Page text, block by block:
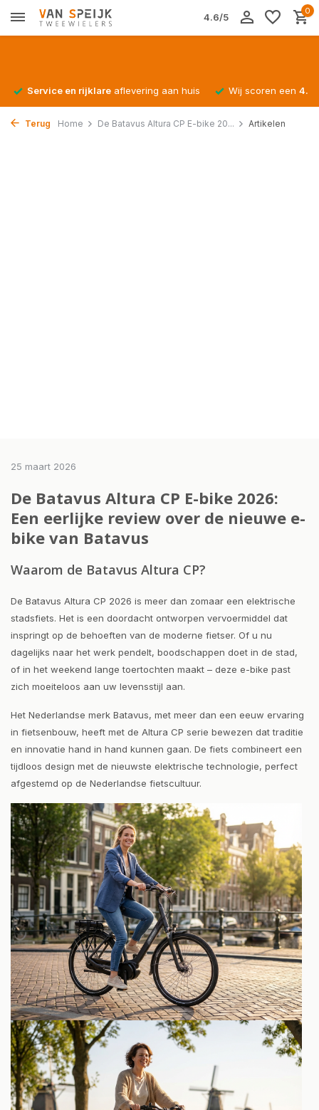
4.6/5
0
Service en rijklare aflevering aan huis Wij scoren een
Terug Home De Batavus Altura CP E-bike 20... Artikelen
25 maart 2026
De Batavus Altura CP E-bike 2026:
Een eerlijke review over de nieuwe e-
bike van Batavus
Waarom de Batavus Altura CP?
De Batavus Altura CP 2026 is meer dan zomaar een elektrische
stadsfiets. Het is een doordacht ontworpen vervoermiddel dat
inspringt op de behoeften van de moderne fietser. Of u nu
dagelijks naar het werk pendelt, boodschappen doet in de stad,
of in het weekend lange toertochten maakt – deze e-bike past
zich moeiteloos aan uw levensstijl aan.
Het Nederlandse merk Batavus, met meer dan een eeuw ervaring
in fietsenbouw, heeft met de Altura CP serie bewezen dat traditie
en innovatie hand in hand kunnen gaan. De fiets combineert een
tijdloos design met de nieuwste elektrische technologie, perfect
afgestemd op de Nederlandse fietscultuur.